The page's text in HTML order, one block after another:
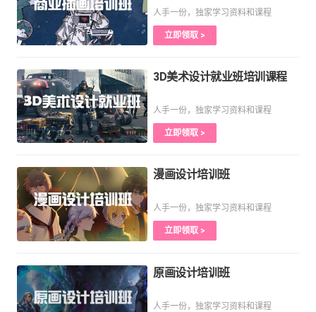
人手一份，独家学习资料和课程
立即领取 >
3D美术设计就业班培训课程
人手一份，独家学习资料和课程
立即领取 >
漫画设计培训班
人手一份，独家学习资料和课程
立即领取 >
原画设计培训班
人手一份，独家学习资料和课程